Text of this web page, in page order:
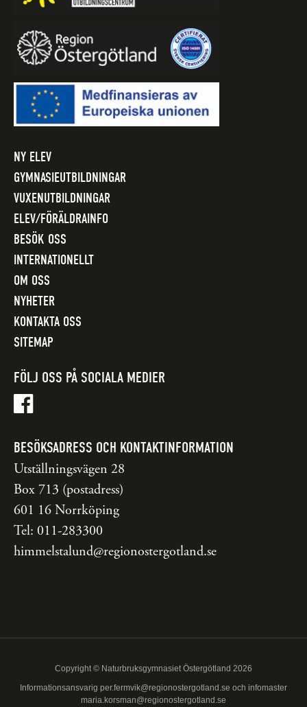
NY ELEV
GYMNASIEUTBILDNINGAR
VUXENUTBILDNINGAR
ELEV/FÖRÄLDRAINFO
BESÖK OSS
INTERNATIONELLT
OM OSS
NYHETER
KONTAKTA OSS
SITEMAP
FÖLJ OSS PÅ SOCIALA MEDIER
BESÖKSADRESS OCH KONTAKTINFORMATION
Utställningsvägen 28
Box 713 (postadress)
601 16 Norrköping
Tel: 011-283300
himmelstalund@regionostergotland.se
Copyright © Naturbruksgymnasiet Östergötland 2026
Informationsansvarig per.fermvik@regionostergotland.se och infomaster
maria.korsman@regionostergotland.se